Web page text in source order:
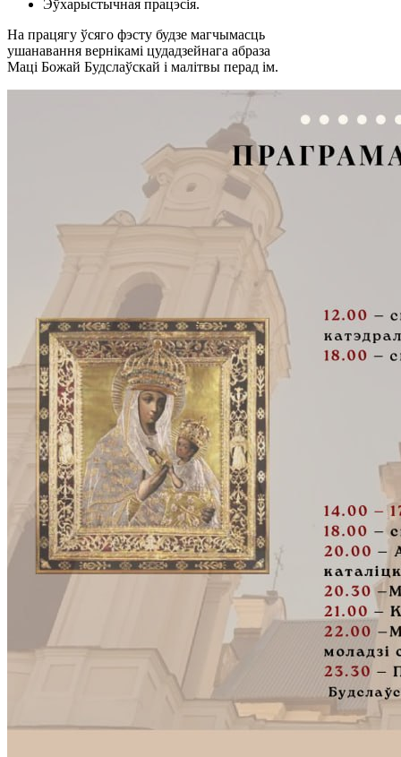
Эўхарыстычная працэсія.
На працягу ўсяго фэсту будзе магчымасць
ушанавання вернікамі цудадзейнага абраза
Маці Божай Будслаўскай і малітвы перад ім.